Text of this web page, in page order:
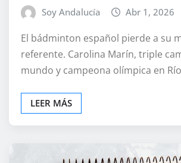
Soy Andalucía Abr 1, 2026
El bádminton español pierde a su
referente. Carolina Marín, triple
mundo y campeona olímpica en
LEER MÁS